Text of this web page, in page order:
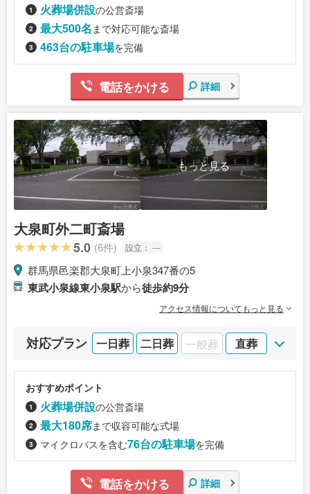
火葬場併設の公営斎場
最大500名 まで対応可能な斎場
463台の駐車場を完備
電話をかける 詳細
もっと見る
大泉町外二町斎場
5.0 (6件) 設立： ---
群馬県邑楽郡大泉町上小泉347番の5
東武小泉線東小泉駅から徒歩約9分
アクセス情報についてもっと見る
対応プラン 一日葬 二日葬 一般葬 直葬
おすすめポイント
火葬場併設の公営斎場
最大180席まで収容可能な式場
マイクロバスを含む76台の駐車場を完備
電話をかける 詳細